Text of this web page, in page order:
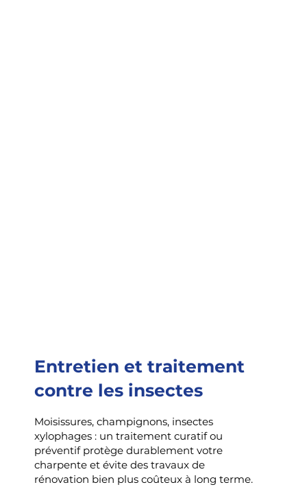
Entretien et traitement
contre les insectes
Moisissures, champignons, insectes
xylophages : un traitement curatif ou
préventif protège durablement votre
charpente et évite des travaux de
rénovation bien plus coûteux à long terme.